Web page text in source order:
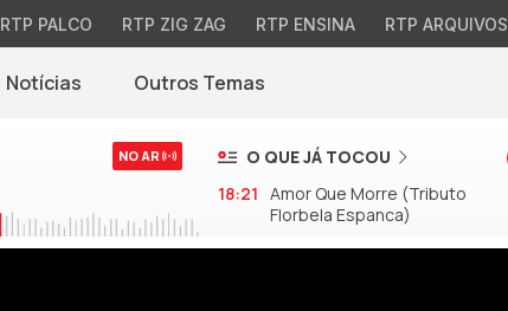
RTP PALCO RTP ZIG ZAG RTP ENSINA RTP ARQUIVOS
Notícias(abre em nova janela)
Outros Temas
NO AR
O QUE JÁ TOCOU
18:21 Amor Que Morre (Tributo
Florbela Espanca)